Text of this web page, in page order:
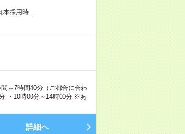
本採用時…
～7時間40分（ご都合に合わ
・10時00分～14時00分 ※あ
詳細へ